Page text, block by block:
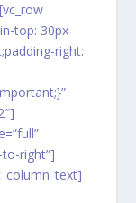
top: 30px
right:
to-right”]